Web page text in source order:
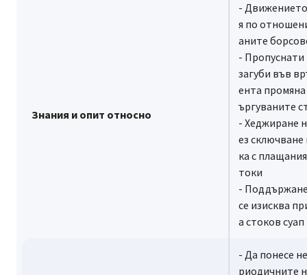
Знания и опит относно
-
я по
аните
- Пропуснати
загуби във
ента
ъргуваните
- Хеджиране
ез сключване
ка с
токи
-
се изисква
а стоков суап
- Да понесе
риодичните